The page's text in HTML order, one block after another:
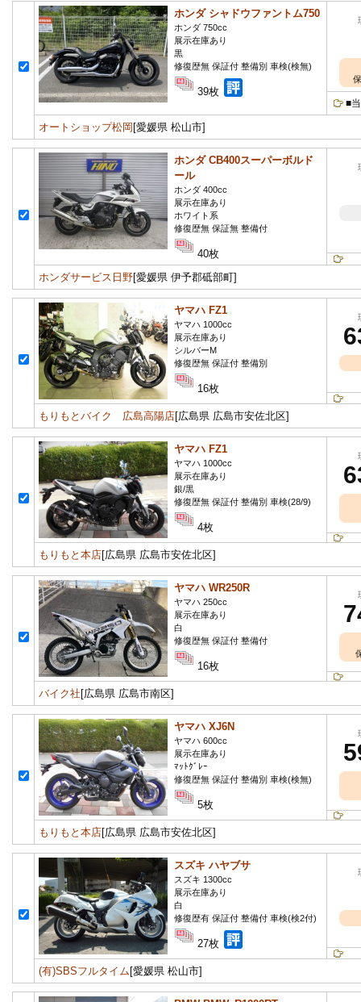
ホンダ シャドウファントム750
ホンダ 750cc
展示在庫あり
黒
修復歴無 保証付 整備別 車検(検無)
39枚
■
オートショップ松岡 [愛媛県 松山市]
ホンダ CB400スーパーボルド
ール
ホンダ 400cc
展示在庫あり
ホワイト系
修復歴無 保証無 整備付
40枚
ホンダサービス日野[愛媛県 伊予郡砥部町]
ヤマハ FZ1
ヤマハ 1000cc
展示在庫あり
シルバーM
修復歴無 保証付 整備別
16枚
もりもとバイク 広島高陽店[広島県 広島市安佐北区]
ヤマハ FZ1
ヤマハ 1000cc
展示在庫あり
銀/黒
修復歴無 保証付 整備別 車検(28/9)
4枚
もりもと本店[広島県 広島市安佐北区]
ヤマハ WR250R
ヤマハ 250cc
展示在庫あり
白
修復歴無 保証付 整備付
16枚
バイク社 [広島県 広島市南区]
ヤマハ XJ6N
ヤマハ 600cc
展示在庫あり
ﾏｯﾄｸﾞﾚｰ
修復歴無 保証付 整備別 車検(検無)
5枚
もりもと本店[広島県 広島市安佐北区]
スズキ ハヤブサ
スズキ 1300cc
展示在庫あり
白
修復歴有 保証付 整備付 車検(検2付)
27枚
(有)SBSフルタイム [愛媛県 松山市]